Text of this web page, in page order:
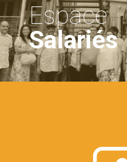
Espace
Salariés